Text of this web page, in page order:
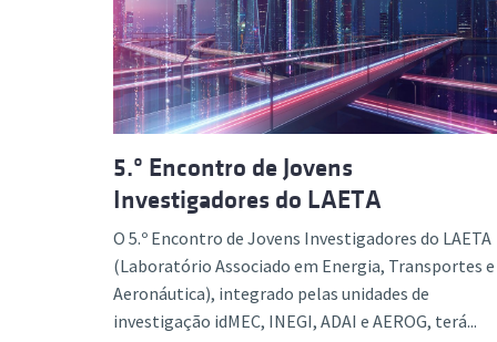
5.º Encontro de Jovens
Investigadores do LAETA
O 5.º Encontro de Jovens Investigadores do LAETA
(Laboratório Associado em Energia, Transportes e
Aeronáutica), integrado pelas unidades de
investigação idMEC, INEGI, ADAI e AEROG, terá...